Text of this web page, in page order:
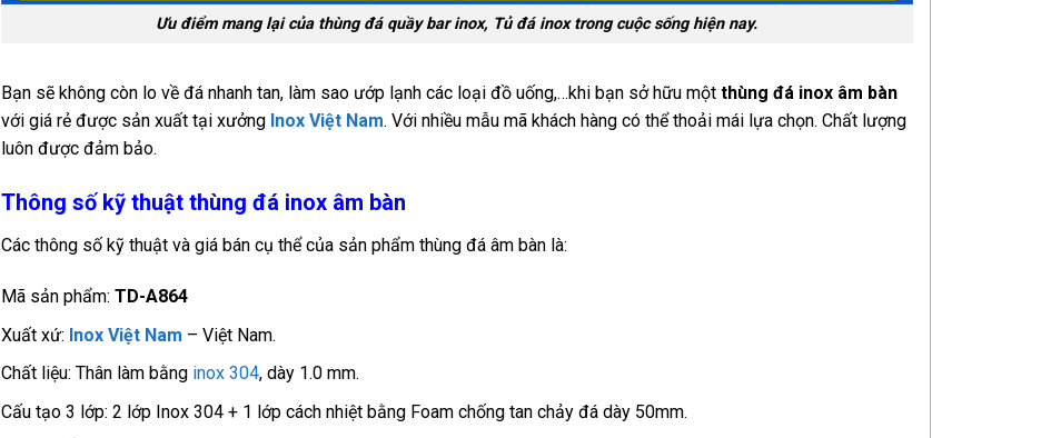
Ưu điểm mang lại của thùng đá quầy bar inox, Tủ đá inox trong cuộc sống hiện nay.
Bạn sẽ không còn lo về đá nhanh tan, làm sao ướp lạnh các loại đồ uống,…khi bạn sở hữu mộtthùng đá inox âm bàn
với giá rẻ được sản xuất tại xưởng Inox Việt Nam. Với nhiều mẫu mã khách hàng có thể thoải mái lựa chọn. Chất lượng
luôn được đảm bảo.
Thông số kỹ thuật thùng đá inox âm bàn
Các thông số kỹ thuật và giá bán cụ thể của sản phẩm thùng đá âm bàn là:
Mã sản phẩm:TD-A864
Xuất xứ: Inox Việt Nam – Việt Nam.
Chất liệu: Thân làm bằng inox 304, dày 1.0 mm.
Cấu tạo 3 lớp: 2 lớp Inox 304 + 1 lớp cách nhiệt bằng Foam chống tan chảy đá dày 50mm.